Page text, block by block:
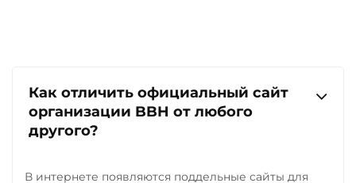
Как отличить официальный сайт
организации BBH от любого
другого?
В интернете появляются поддельные сайты для